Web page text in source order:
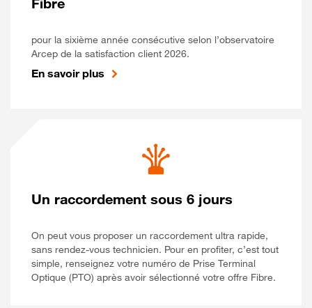
Fibre
pour la sixième année consécutive selon l’observatoire
Arcep de la satisfaction client 2026.
En savoir plus
Un raccordement sous 6 jours
On peut vous proposer un raccordement ultra rapide,
sans rendez-vous technicien. Pour en profiter, c’est tout
simple, renseignez votre numéro de Prise Terminal
Optique (PTO) après avoir sélectionné votre offre Fibre.